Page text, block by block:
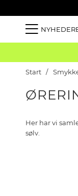
NYHEDER
Start
Her har vi
sølv.